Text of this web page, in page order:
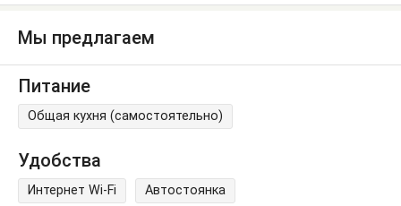
Мы предлагаем
Питание
Общая кухня (самостоятельно)
Удобства
Интернет Wi-Fi
Автостоянка